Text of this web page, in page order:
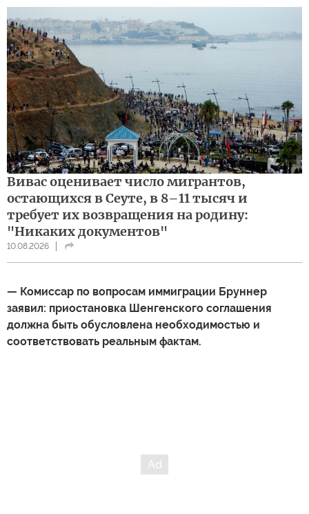
Вивас оценивает число мигрантов,
остающихся в Сеуте, в 8–11 тысяч и
требует их возвращения на родину:
"Никаких документов"
10.08.2026
— Комиссар по вопросам иммиграции Бруннер
заявил: приостановка Шенгенского соглашения
должна быть обусловлена необходимостью и
соответствовать реальным фактам.